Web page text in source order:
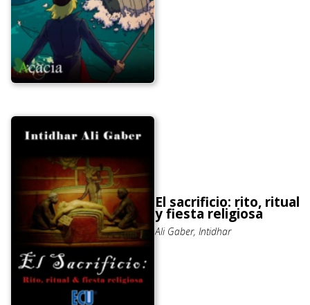
El sacrificio: rito, ritual
y fiesta religiosa
Ali Gaber, Intidhar